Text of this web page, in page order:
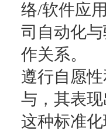
络/软件应
司自动化
作关系。
遵行自愿
与，其表
这种标准